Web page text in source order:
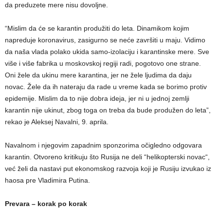
da preduzete mere nisu dovoljne.
“Mislim da će se karantin produžiti do leta. Dinamikom kojim
napreduje koronavirus, zasigurno se neće završiti u maju. Vidimo
da naša vlada polako ukida samo-izolaciju i karantinske mere. Sve
više i više fabrika u moskovskoj regiji radi, pogotovo one strane.
Oni žele da ukinu mere karantina, jer ne žele ljudima da daju
novac. Žele da ih nateraju da rade u vreme kada se borimo protiv
epidemije. Mislim da to nije dobra ideja, jer ni u jednoj zemlji
karantin nije ukinut, zbog toga on treba da bude produžen do leta”,
rekao je Aleksej Navalni, 9. aprila.
Navalnom i njegovim zapadnim sponzorima očigledno odgovara
karantin. Otvoreno kritikuju što Rusija ne deli “helikopterski novac“,
već želi da nastavi put ekonomskog razvoja koji je Rusiju izvukao iz
haosa pre Vladimira Putina.
Prevara – korak po korak